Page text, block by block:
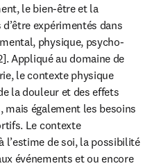
le bien-être et la
expérimentés dans
physique, psycho-
Appliqué au domaine de
le contexte physique
la douleur et des effets
également les besoins
Le contexte
l’estime de soi, la possibilité
événements et ou encore